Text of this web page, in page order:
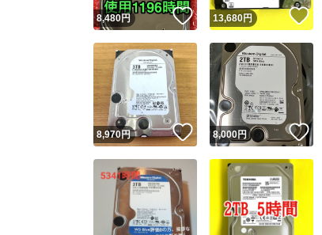
8,480円 いいね！
13,680円
8,970円 いいね！
8,000円